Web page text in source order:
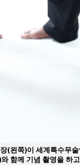
(왼쪽)이 세계특수무
께 기념 촬영을 하